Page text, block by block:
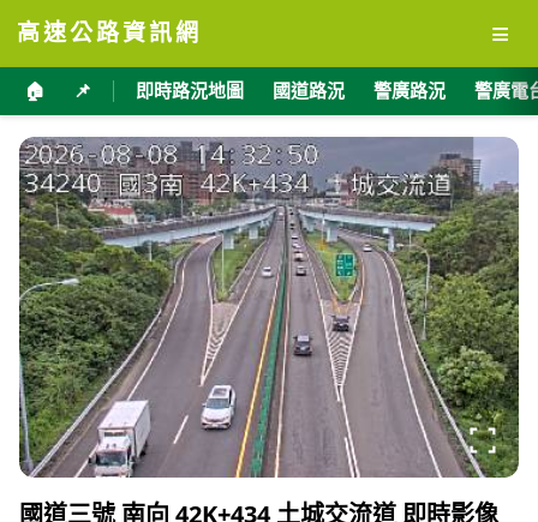
高速公路資訊網 ≡
🏠 📌 即時路況地圖 國道路況 警廣路況 警廣電
國道三號 南向 42K+434 土城交流道 即時影像